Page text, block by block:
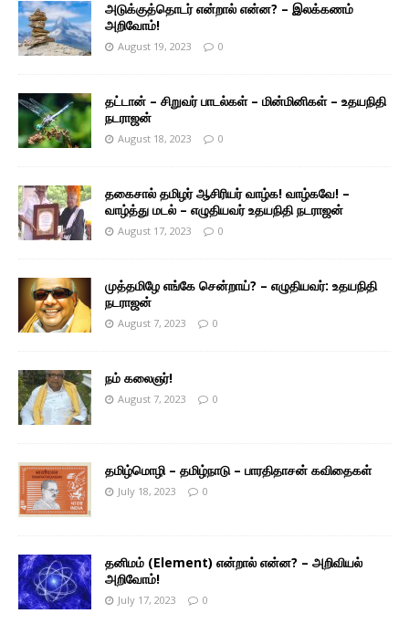
அடுக்குத்தொடர் என்றால் என்ன? – இலக்கணம்
அறிவோம்!
August 19, 2023 0
தட்டான் – சிறுவர் பாடல்கள் – மின்மினிகள் – உதயநிதி
நடராஜன்
August 18, 2023 0
தகைசால் தமிழர் ஆசிரியர் வாழ்க! வாழ்கவே! –
வாழ்த்து மடல் – எழுதியவர் உதயநிதி நடராஜன்
August 17, 2023 0
முத்தமிழே எங்கே சென்றாய்? – எழுதியவர்: உதயநிதி
நடராஜன்
August 7, 2023 0
நம் கலைஞர்!
August 7, 2023 0
தமிழ்மொழி – தமிழ்நாடு – பாரதிதாசன் கவிதைகள்
July 18, 2023 0
தனிமம் (Element) என்றால் என்ன? – அறிவியல்
அறிவோம்!
July 17, 2023 0